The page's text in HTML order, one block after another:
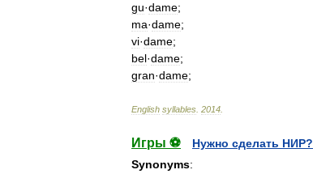
gu·dame;
ma·dame;
vi·dame;
bel·dame;
gran·dame;
English syllables 2014
Игры ⚽
Нужно сделать НИР?
Synonyms: